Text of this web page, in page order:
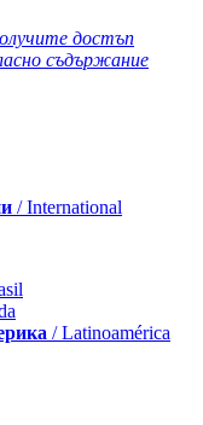
достъп
съдържание
/ International
/ Latinoamérica